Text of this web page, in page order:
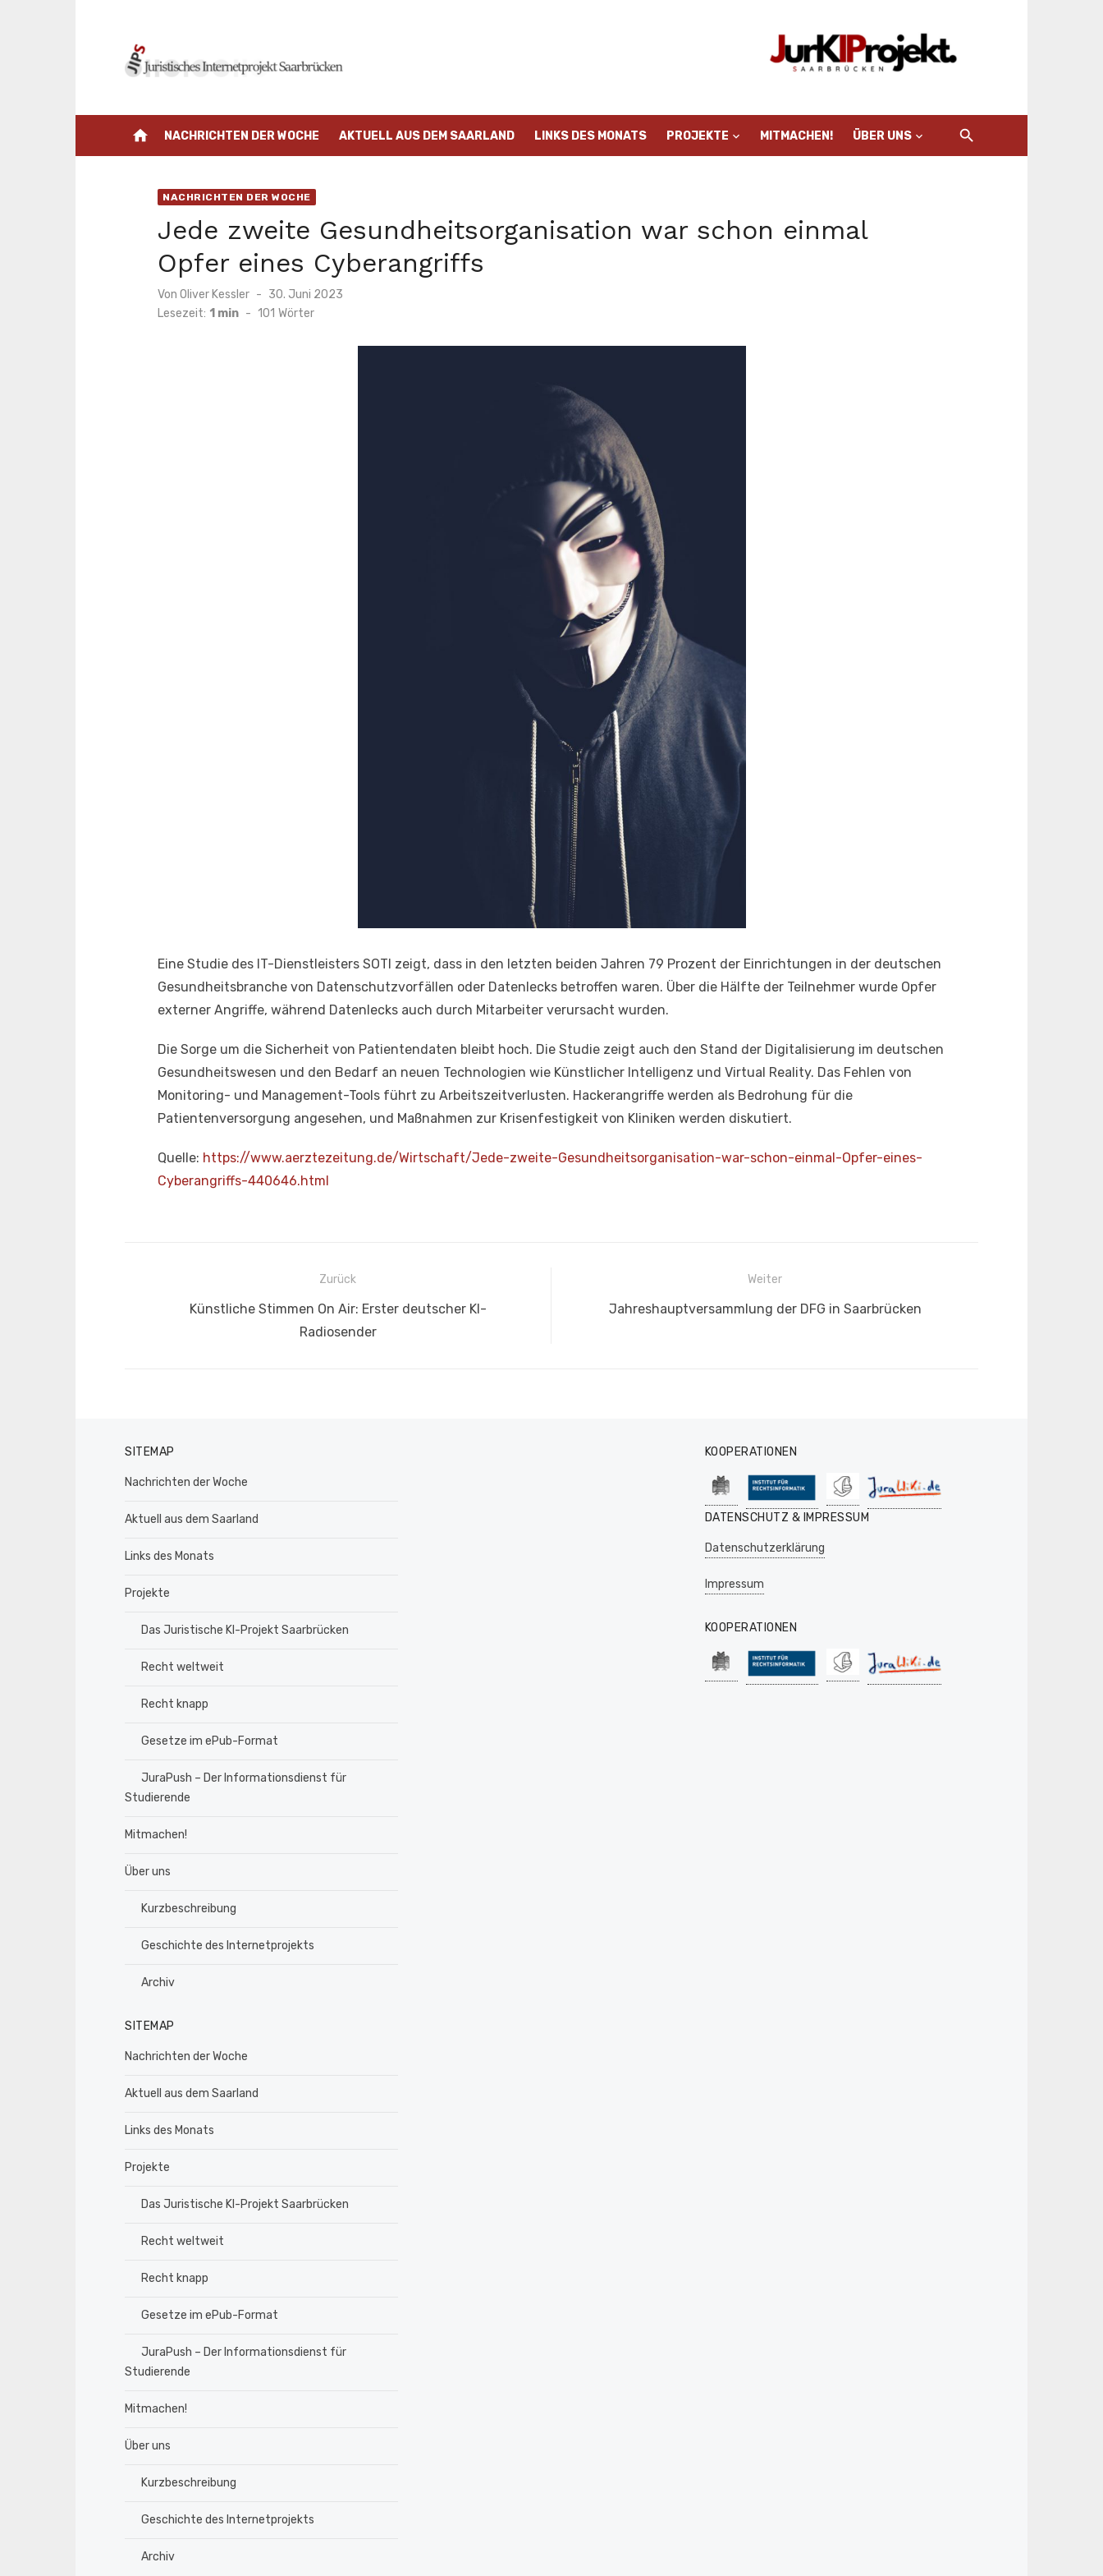
home NACHRICHTEN DER WOCHE AKTUELL AUS DEM SAARLAND LINKS DES MONATS PROJEKTE MITMACHEN! ÜBER UNS
NACHRICHTEN DER WOCHE
Jede zweite Gesundheitsorganisation war schon einmal
Opfer eines Cyberangriffs
Von Oliver Kessler
Veröffentlicht
am
30. Juni 2023
Lesezeit: 1 min - 101 Wörter
Eine Studie des IT-Dienstleisters SOTI zeigt, dass in den letzten beiden Jahren 79 Prozent der Einrichtungen in der deutschen
Gesundheitsbranche von Datenschutzvorfällen oder Datenlecks betroffen waren. Über die Hälfte der Teilnehmer wurde Opfer
externer Angriffe, während Datenlecks auch durch Mitarbeiter verursacht wurden.
Die Sorge um die Sicherheit von Patientendaten bleibt hoch. Die Studie zeigt auch den Stand der Digitalisierung im deutschen
Gesundheitswesen und den Bedarf an neuen Technologien wie Künstlicher Intelligenz und Virtual Reality. Das Fehlen von
Monitoring- und Management-Tools führt zu Arbeitszeitverlusten. Hackerangriffe werden als Bedrohung für die
Patientenversorgung angesehen, und Maßnahmen zur Krisenfestigkeit von Kliniken werden diskutiert.
Quelle: https://www.aerztezeitung.de/Wirtschaft/Jede-zweite-Gesundheitsorganisation-war-schon-einmal-Opfer-eines-
Cyberangriffs-440646.html
BeitragsnavigationZurück
Vorheriger
Künstliche Stimmen On Air: Erster deutscher KI-
Radiosender
Weiter
Nächster
Jahreshauptversammlung der DFG in Saarbrücken
SITEMAP
Nachrichten der Woche
Aktuell aus dem Saarland
Links des Monats
Projekte
Das Juristische KI-Projekt Saarbrücken
Recht weltweit
Recht knapp
Gesetze im ePub-Format
JuraPush – Der Informationsdienst für
Studierende
Mitmachen!
Über uns
Kurzbeschreibung
Geschichte des Internetprojekts
Archiv
SITEMAP
Nachrichten der Woche
Aktuell aus dem Saarland
Links des Monats
Projekte
Das Juristische KI-Projekt Saarbrücken
Recht weltweit
Recht knapp
Gesetze im ePub-Format
JuraPush – Der Informationsdienst für
Studierende
Mitmachen!
Über uns
Kurzbeschreibung
Geschichte des Internetprojekts
Archiv
KOOPERATIONEN
DATENSCHUTZ & IMPRESSUM
Datenschutzerklärung
Impressum
KOOPERATIONEN